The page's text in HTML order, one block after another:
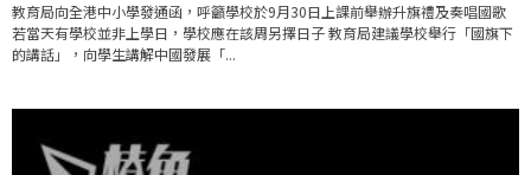
教育局向全港中小學發通函，呼籲學校於9月30日上課前舉辦升旗禮及奏唱國歌
若當天有學校並非上學日，學校應在該周另擇日子 教育局建議學校舉行「國旗下
的講話」，向學生講解中國發展「...